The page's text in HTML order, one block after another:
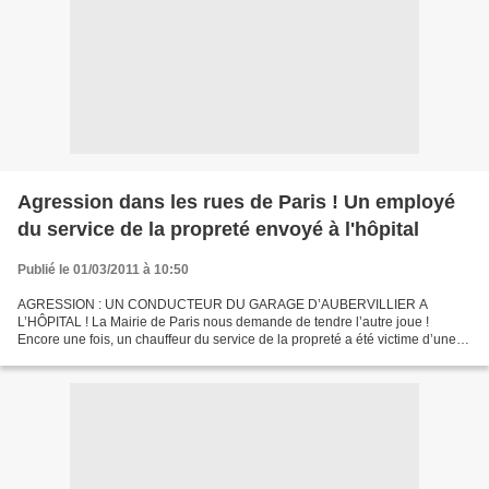
Agression dans les rues de Paris ! Un employé
du service de la propreté envoyé à l'hôpital
Publié le 01/03/2011 à 10:50
AGRESSION : UN CONDUCTEUR DU GARAGE D’AUBERVILLIER A
L’HÔPITAL ! La Mairie de Paris nous demande de tendre l’autre joue !
Encore une fois, un chauffeur du service de la propreté a été victime d’une